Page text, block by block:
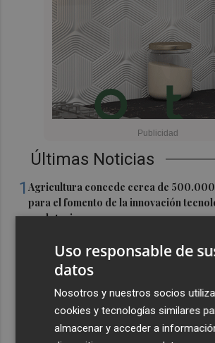
Últimas Noticias
1Agricultura concede cerca de 500.000
para el fomento de la innovación
explotaciones
València ultima la puesta a punto del
Puig con una inversión de 2 millones
Las infantiles de San Javier son
la localidad gaditana de Rota
Vithas Valencia Turia habilita una
Uso responsable de
datos
Nosotros y nuestros socios
cookies y tecnologías similares
almacenar y acceder a